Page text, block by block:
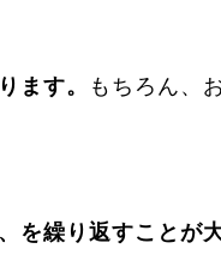
ます。
もちろん、
を繰り返すことが大